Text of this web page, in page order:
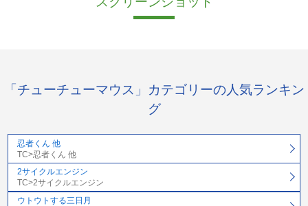
「チューチューマウス」カテゴリーの人気ランキン
グ
忍者くん 他
TC>忍者くん 他
2サイクルエンジン
TC>2サイクルエンジン
ウトウトする三日月